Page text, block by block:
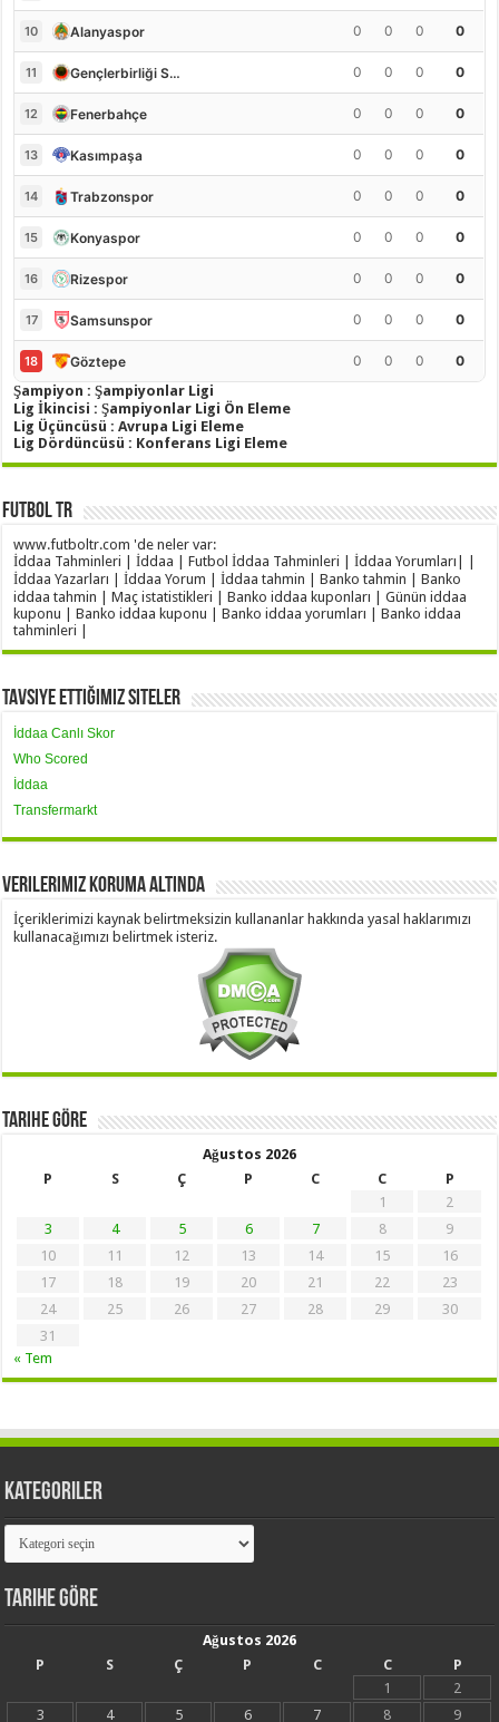
10 Alanyaspor 0 0 0 0
11 Gençlerbirliği S.K. 0 0 0 0
12 Fenerbahçe 0 0 0 0
13 Kasımpaşa 0 0 0 0
14 Trabzonspor 0 0 0 0
15 Konyaspor 0 0 0 0
16 Rizespor 0 0 0 0
17 Samsunspor 0 0 0 0
18 Göztepe 0 0 0
0
Şampiyon : Şampiyonlar Ligi
Lig İkincisi : Şampiyonlar Ligi Ön Eleme
Lig Üçüncüsü : Avrupa Ligi Eleme
Lig Dördüncüsü : Konferans Ligi Eleme
Futbol TR
www.futboltr.com 'de neler var:
İddaa Tahminleri | İddaa | Futbol İddaa Tahminleri | İddaa Yorumları| |
İddaa Yazarları | İddaa Yorum | İddaa tahmin | Banko tahmin | Banko
iddaa tahmin | Maç istatistikleri | Banko iddaa kuponları | Günün iddaa
kuponu | Banko iddaa kuponu | Banko iddaa yorumları | Banko iddaa
tahminleri |
Tavsiye Ettiğimiz Siteler
İddaa Canlı Skor
Who Scored
İddaa
Transfermarkt
Verilerimiz Koruma Altında
İçeriklerimizi kaynak belirtmeksizin kullananlar hakkında yasal haklarımızı
kullanacağımızı belirtmek isteriz.
Tarihe Göre
Ağustos 2026
P
S Ç P C C
P
1
2
3
4 5 6 7 8
9
10
11 12 13 14 15
16
17
18 19 20 21 22
23
24
25 26 27 28 29
30
31
« Tem
Kategoriler
Kategoriler
Tarihe Göre
Ağustos 2026
P
S Ç P C C
P
1
2
3
4 5 6 7 8 9